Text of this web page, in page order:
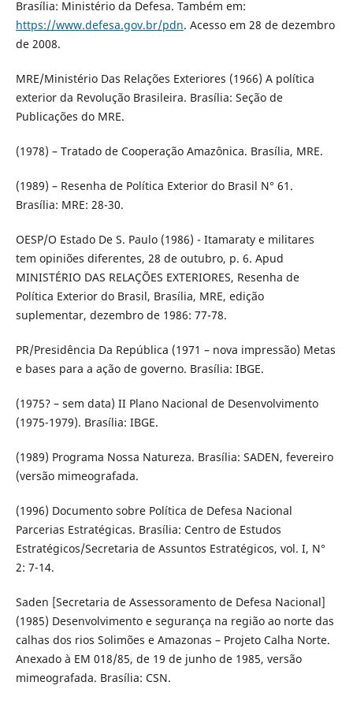
Brasília: Ministério da Defesa. Também em:
https://www.defesa.gov.br/pdn. Acesso em 28 de dezembro
de 2008.
MRE/Ministério Das Relações Exteriores (1966) A política
exterior da Revolução Brasileira. Brasília: Seção de
Publicações do MRE.
(1978) – Tratado de Cooperação Amazônica. Brasília, MRE.
(1989) – Resenha de Política Exterior do Brasil N° 61.
Brasília: MRE: 28-30.
OESP/O Estado De S. Paulo (1986) - Itamaraty e militares
tem opiniões diferentes, 28 de outubro, p. 6. Apud
MINISTÉRIO DAS RELAÇÕES EXTERIORES, Resenha de
Política Exterior do Brasil, Brasília, MRE, edição
suplementar, dezembro de 1986: 77-78.
PR/Presidência Da República (1971 – nova impressão) Metas
e bases para a ação de governo. Brasília: IBGE.
(1975? – sem data) II Plano Nacional de Desenvolvimento
(1975-1979). Brasília: IBGE.
(1989) Programa Nossa Natureza. Brasília: SADEN, fevereiro
(versão mimeografada.
(1996) Documento sobre Política de Defesa Nacional
Parcerias Estratégicas. Brasília: Centro de Estudos
Estratégicos/Secretaria de Assuntos Estratégicos, vol. I, N°
2: 7-14.
Saden [Secretaria de Assessoramento de Defesa Nacional]
(1985) Desenvolvimento e segurança na região ao norte das
calhas dos rios Solimões e Amazonas – Projeto Calha Norte.
Anexado à EM 018/85, de 19 de junho de 1985, versão
mimeografada. Brasília: CSN.